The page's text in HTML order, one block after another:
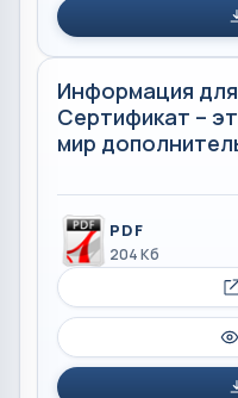
Информация
Сертификат –
мир
PDF
204 Кб